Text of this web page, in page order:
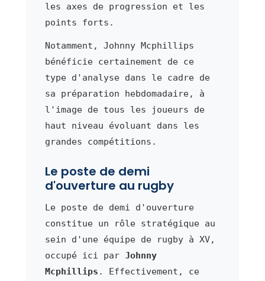
les axes de progression et les
points forts.
Notamment, Johnny Mcphillips
bénéficie certainement de ce
type d'analyse dans le cadre de
sa préparation hebdomadaire, à
l'image de tous les joueurs de
haut niveau évoluant dans les
grandes compétitions.
Le poste de demi
d'ouverture au rugby
Le poste de demi d'ouverture
constitue un rôle stratégique au
sein d'une équipe de rugby à XV,
occupé ici par Johnny
Mcphillips . Effectivement, ce